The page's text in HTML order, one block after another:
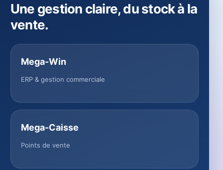
Une gestion claire, du stock à la
vente.
Mega-Win
ERP & gestion commerciale
Mega-Caisse
Points de vente